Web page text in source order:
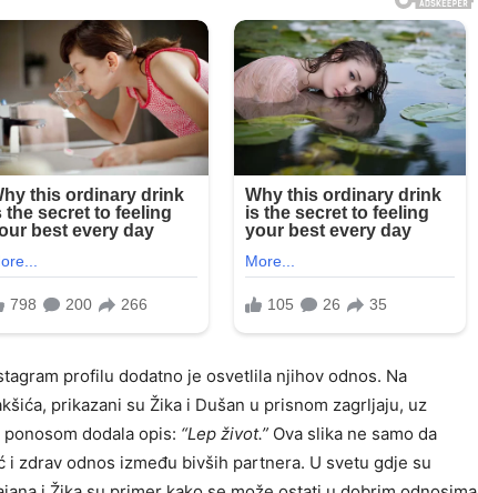
profilu dodatno je osvetlila njihov odnos. Na
prikazani su Žika i Dušan u prisnom zagrljaju, uz
dodala opis: “Lep život.” Ova slika ne samo da
i zdrav odnos između bivših partnera. U svetu gdje su